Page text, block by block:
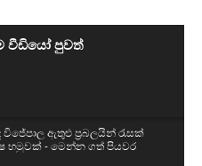
වීඩියෝ පුවත්
ඇතුළු ප්‍රබලයින් රැසක්
හමුවක් - මෙන්න ගත් පියවර